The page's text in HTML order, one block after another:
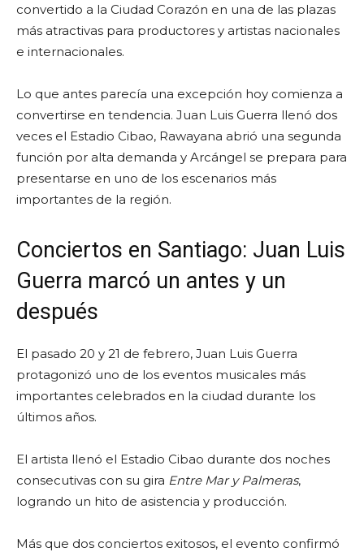
convertido a la Ciudad Corazón en una de las plazas
más atractivas para productores y artistas nacionales
e internacionales.
Lo que antes parecía una excepción hoy comienza a
convertirse en tendencia. Juan Luis Guerra llenó dos
veces el Estadio Cibao, Rawayana abrió una segunda
función por alta demanda y Arcángel se prepara para
presentarse en uno de los escenarios más
importantes de la región.
Conciertos en Santiago: Juan Luis
Guerra marcó un antes y un
después
El pasado 20 y 21 de febrero, Juan Luis Guerra
protagonizó uno de los eventos musicales más
importantes celebrados en la ciudad durante los
últimos años.
El artista llenó el Estadio Cibao durante dos noches
consecutivas con su gira Entre Mar y Palmeras,
logrando un hito de asistencia y producción.
Más que dos conciertos exitosos, el evento confirmó